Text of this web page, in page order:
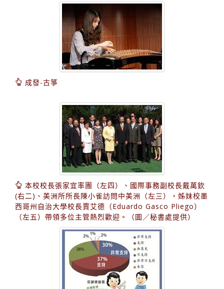
成發-古箏
本校校長張家宜率團（左四）、國際事務副校長戴萬欽
(右二)、美洲所所長陳小雀訪問中美洲（左三），姊妹校墨
西哥州自治大學校長賈艾德（Eduardo Gasco Pliego）
（左五）帶領多位主管熱烈歡迎。（圖／秘書處提供）